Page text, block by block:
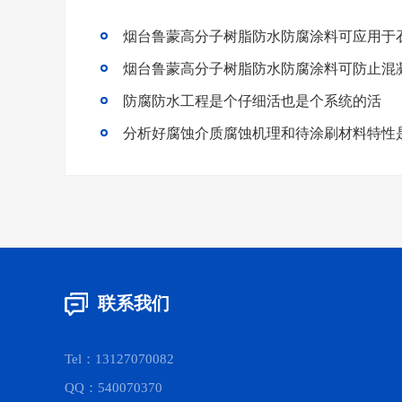
烟台鲁蒙高分子树脂防水防腐涂料可应用于
烟台鲁蒙高分子树脂防水防腐涂料可防止混
防腐防水工程是个仔细活也是个系统的活
联系我们
Tel：13127070082
QQ：540070370